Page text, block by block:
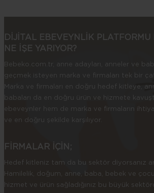
DİJİTAL EBEVEYNLİK PLATFORMU
NE İŞE YARIYOR?
Bebeko.com.tr, anne adayları, anneler ve
geçmek isteyen marka ve firmaları tek bir
Marka ve firmaları en doğru hedef kitleye,
babaları da en doğru ürün ve hizmete
ebeveynler hem de marka ve firmaların
ve en doğru şekilde karşılıyor.
FİRMALAR İÇİN;
Hedef kitleniz tam da bu sektör diyorsanız
Hamilelik, doğum, anne, baba, bebek ve
hizmet ve ürün sağladığınız bu büyük